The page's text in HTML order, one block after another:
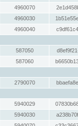
4960070
4960030
4960040
587050
587060
2790070
5940029
5940030